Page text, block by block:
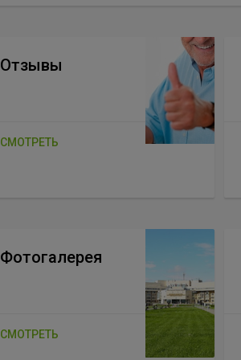
Отзывы
СМОТРЕТЬ
Фотогалерея
СМОТРЕТЬ